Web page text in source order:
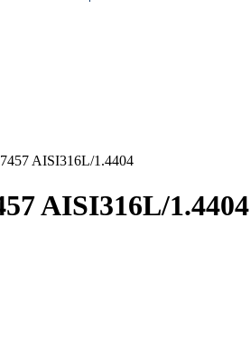
AISI316L/1.4404
AISI316L/1.4404